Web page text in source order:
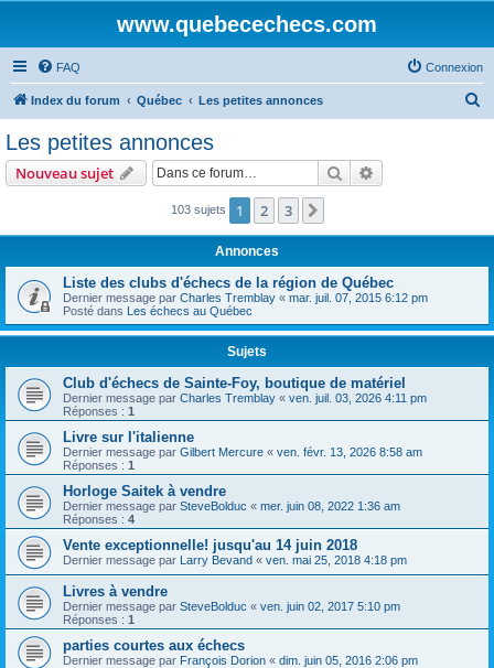
www.quebecechecs.com
FAQ Connexion
Index du forum Québec Les petites annonces
r
Les petites annonces
Nouveau sujet Rechercher
103 sujets 1 2 3
Annonces
Liste des clubs d'échecs de la région de Québec
Dernier message par Charles Tremblay « mar. juil. 07, 2015 6:12 pm
Posté dans Les échecs au Québec
Sujets
Club d'échecs de Sainte-Foy, boutique de matériel
Dernier message par Charles Tremblay « ven. juil. 03, 2026 4:11 pm
Réponses : 1
Livre sur l'italienne
Dernier message par Gilbert Mercure « ven. févr. 13, 2026 8:58 am
Réponses : 1
Horloge Saitek à vendre
Dernier message par SteveBolduc « mer. juin 08, 2022 1:36 am
Réponses : 4
Vente exceptionnelle! jusqu'au 14 juin 2018
Dernier message par Larry Bevand « ven. mai 25, 2018 4:18 pm
Livres à vendre
Dernier message par SteveBolduc « ven. juin 02, 2017 5:10 pm
Réponses : 1
parties courtes aux échecs
Dernier message par François Dorion « dim. juin 05, 2016 2:06 pm